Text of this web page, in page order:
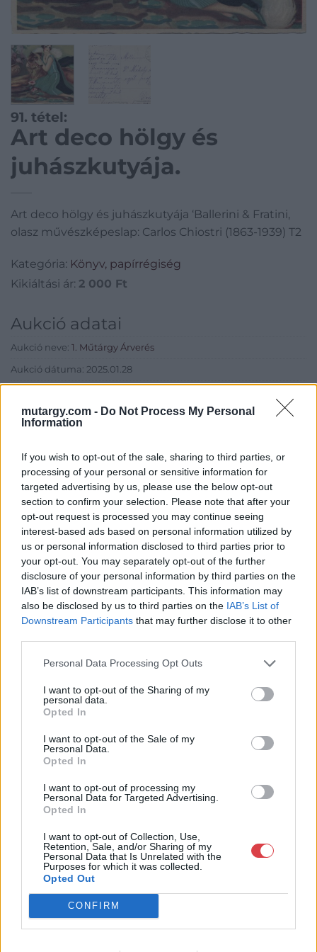
mutargy.com - Do Not Process My Personal
Information
If you wish to opt-out of the sale, sharing to third parties, or
processing of your personal or sensitive information for
targeted advertising by us, please use the below opt-out
section to confirm your selection. Please note that after your
opt-out request is processed you may continue seeing
interest-based ads based on personal information utilized by
us or personal information disclosed to third parties prior to
your opt-out. You may separately opt-out of the further
disclosure of your personal information by third parties on the
IAB’s list of downstream participants. This information may
also be disclosed by us to third parties on the IAB’s List of
Downstream Participants that may further disclose it to other
Personal Data Processing Opt Outs
I want to opt-out of the Sharing of my
personal data.
Opted In
I want to opt-out of the Sale of my
Personal Data.
Opted In
I want to opt-out of processing my
Personal Data for Targeted Advertising.
Opted In
I want to opt-out of Collection, Use,
Retention, Sale, and/or Sharing of my
Personal Data that Is Unrelated with the
Purposes for which it was collected.
Opted Out
CONFIRM
91. tétel:
Art deco hölgy és
juhászkutyája.
Art deco hölgy és juhászkutyája ‘Ballerini & Fratini,
olasz művészképeslap: Carlos Chiostri (1863-1939) T2
Kategória: Könyv, papírrégiség
Kikiáltási ár: 2 000 Ft
Aukció adatai
Aukció neve: 1. Műtárgy Árverés
Aukció dátuma: 2025.01.28
Aukció helye:https://valient.hu
Eladó adatai
Eladó:Képíró Galéria
Cím: Ozoli Dániel
Ozoli Dániel E.V.
Képíró u.5.
Fsz./2.
1053
Telefon: 06209447595
Weboldal:
iparművészeti alkotásokkal és különleges antik, retró művészi
tárgyakkal várjuk szeretettel.
GALÉRIA TOVÁBBI MŰTÁRGYAI
KAPCSOLÓDÓ MŰTÁRGYAK